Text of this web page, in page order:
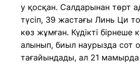
у қосқан. Салдарынан төрт
түсіп, 39 жастағы Линь Ци
көз жұмған. Күдікті бірнеше
алынып, биыл наурызда сот
тағайындады, ал 21 мамырда